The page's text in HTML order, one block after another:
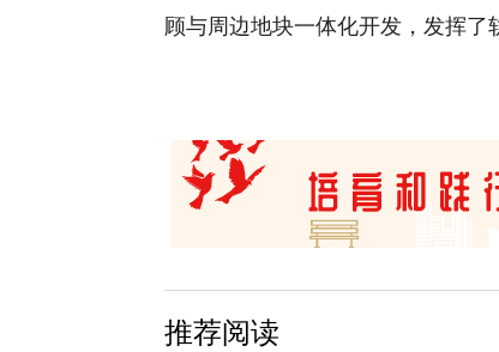
顾与周边地块一体化开发，发挥了
推荐阅读